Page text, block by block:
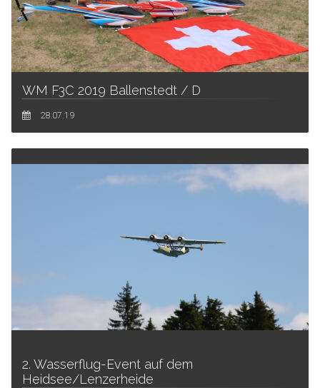
WM F3C 2019 Ballenstedt / D
28.07.19
2. Wasserflug-Event auf dem
Heidsee/Lenzerheide